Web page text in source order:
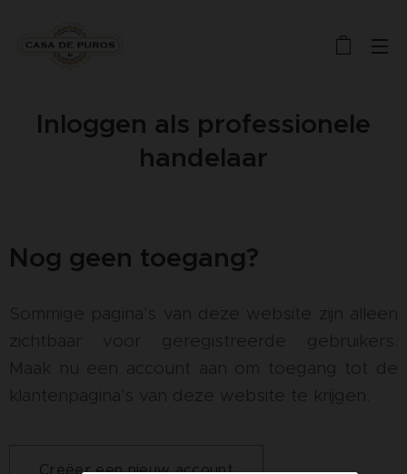
Inloggen als professionele
handelaar
Nog geen toegang?
Creëer een nieuw account